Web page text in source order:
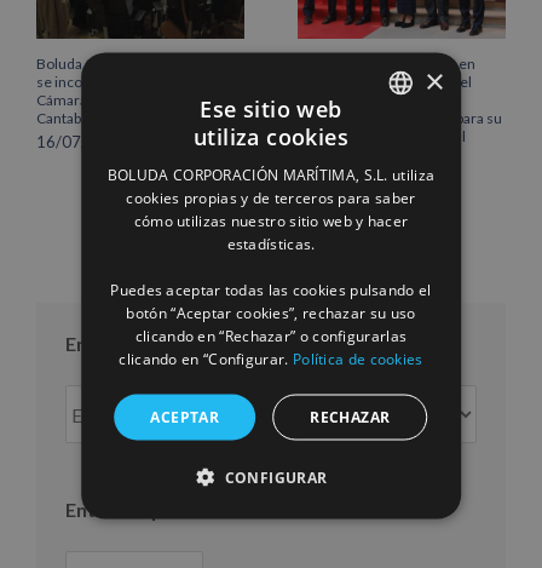
Boluda Corporación Marítima
se incorpora al Pleno de la
Cámara de Comercio de
Cantabria
16/07/2026
Boluda inaugura su sede en
Róterdam, consolidando el
norte de Europa como un
centro estratégico clave para su
crecimiento internacional
Entradas por mes
Entradas
por
Entradas por año
ENGLISH
FRENCH
×
Ese sitio web
utiliza cookies
BOLUDA CORPORACIÓN MARÍTIMA, S.L. utiliza
cookies propias y de terceros para saber
cómo utilizas nuestro sitio web y hacer
estadísticas.
Puedes aceptar todas las cookies pulsando el
botón “Aceptar cookies”, rechazar su uso
clicando en “Rechazar” o configurarlas
clicando en “Configurar. Política de cookies
ACEPTAR RECHAZAR
CONFIGURAR